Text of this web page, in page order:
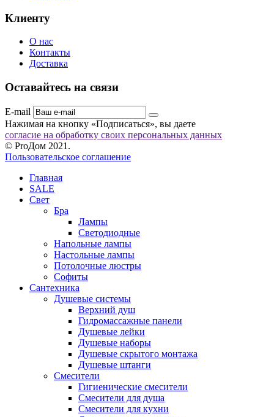
Клиенту
О нас
Контакты
Доставка
Оставайтесь на связи
E-mail
Нажимая на кнопку «Подписаться», вы даете
согласие на обработку своих персональных данных
© ProДом 2021.
Пользовательское соглашение
Главная
SALE
Свет
Бра
Лампы
Светодиодные
Напольные лампы
Настольные лампы
Потолочные люстры
Софиты
Сантехника
Душевые системы
Верхний душ
Гидромассажные панели
Душевые лейки
Душевые наборы
Душевые скрытого монтажа
Душевые штанги
Смесители
Гигиенические смесители
Смесители для душа
Смесители для кухни